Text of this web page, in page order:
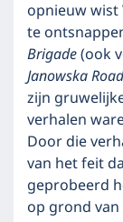
opnieuw
te
Brigade(ook
Janowska
zijn
verhalen
Door die
van het feit
geprobeerd
op grond